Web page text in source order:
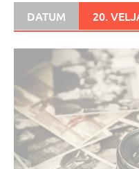
DATUM 20.